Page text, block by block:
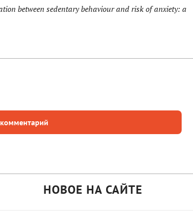
between sedentary behaviour and risk of anxiety: a
НОВОЕ НА САЙТЕ